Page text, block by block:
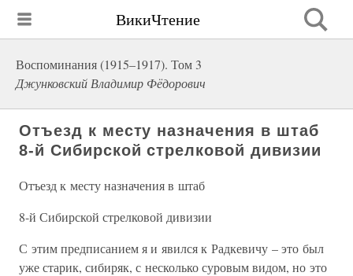
ВикиЧтение
Воспоминания (1915–1917). Том 3
Джунковский Владимир Фёдорович
Отъезд к месту назначения в штаб
8-й Сибирской стрелковой дивизии
Отъезд к месту назначения в штаб
8-й Сибирской стрелковой дивизии
С этим предписанием я и явился к Радкевичу – это был
уже старик, сибиряк, с несколько суровым видом, но это